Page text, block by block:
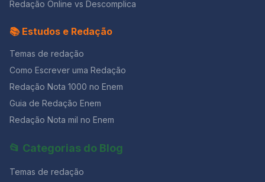
Redação Online vs Descomplica
📚 Estudos e Redação
Temas de redação
Como Escrever uma Redação
Redação Nota 1000 no Enem
Guia de Redação Enem
Redação Nota mil no Enem
📂 Categorias do Blog
Temas de redação